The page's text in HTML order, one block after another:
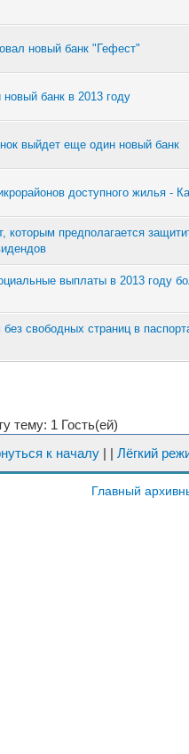
новый банк "Гефест"
новый банк в 2013 году
выйдет еще один новый банк
доступного жилья -
которым предполагается
выплаты в 2013 году
свободных страниц в
тему: 1 Гость(ей)
к началу | | Лёгкий
Главный